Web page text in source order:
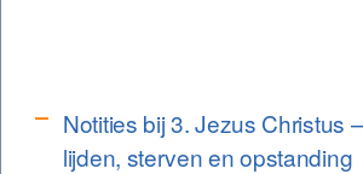
A
Notities bij 3. Jezus Christus
lijden, sterven en opstanding